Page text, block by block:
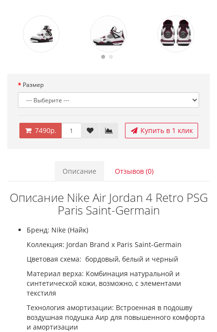
Размер
7490р. Купить в 1 клик
Описание Отзывов (0)
Описание Nike Air Jordan 4 Retro PSG
Paris Saint-Germain
Бренд: Nike (Найк)
Коллекция: Jordan Brand x Paris Saint-Germain
Цветовая схема: бордовый, белый и черный
Материал верха: Комбинация натуральной и
синтетической кожи, возможно, с элементами
текстиля
Технология амортизации: Встроенная в подошву
воздушная подушка Аир для повышенного комфорта
и амортизации